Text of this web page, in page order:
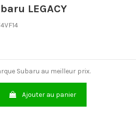
LEGACY
Subaru au meilleur prix.
Ajouter au panier